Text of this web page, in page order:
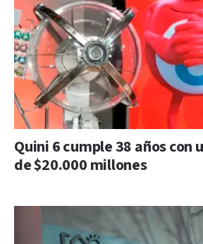
Quini 6 cumple 38 años con
de $20.000 millones